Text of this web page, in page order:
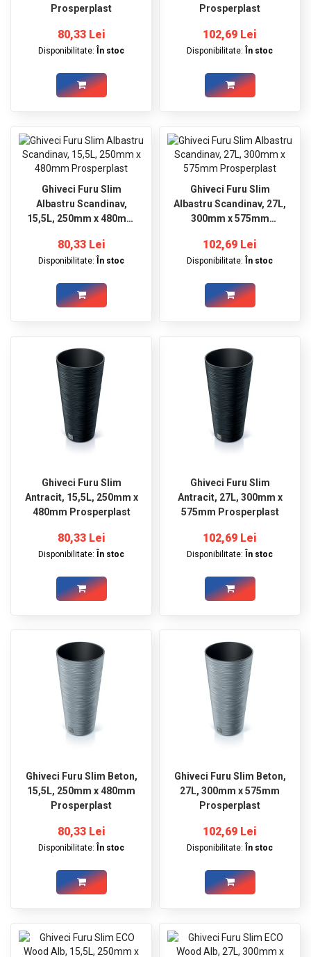
Prosperplast
80,33 Lei
Disponibilitate: În stoc
Prosperplast
102,69 Lei
Disponibilitate: În stoc
Ghiveci Furu Slim
Albastru Scandinav,
15,5L, 250mm x 480mm
80,33 Lei
Disponibilitate: În stoc
Ghiveci Furu Slim
Albastru Scandinav, 27L,
300mm x 575mm
102,69 Lei
Disponibilitate: În stoc
Ghiveci Furu Slim
Antracit, 15,5L, 250mm x
480mm Prosperplast
80,33 Lei
Disponibilitate: În stoc
Ghiveci Furu Slim
Antracit, 27L, 300mm x
575mm Prosperplast
102,69 Lei
Disponibilitate: În stoc
Ghiveci Furu Slim Beton,
15,5L, 250mm x 480mm
Prosperplast
80,33 Lei
Disponibilitate: În stoc
Ghiveci Furu Slim Beton,
27L, 300mm x 575mm
Prosperplast
102,69 Lei
Disponibilitate: În stoc